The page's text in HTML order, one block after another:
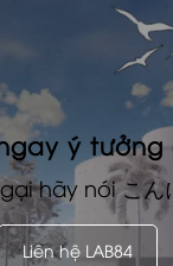
ý
hãy nóiこん
Liên hệ LAB84